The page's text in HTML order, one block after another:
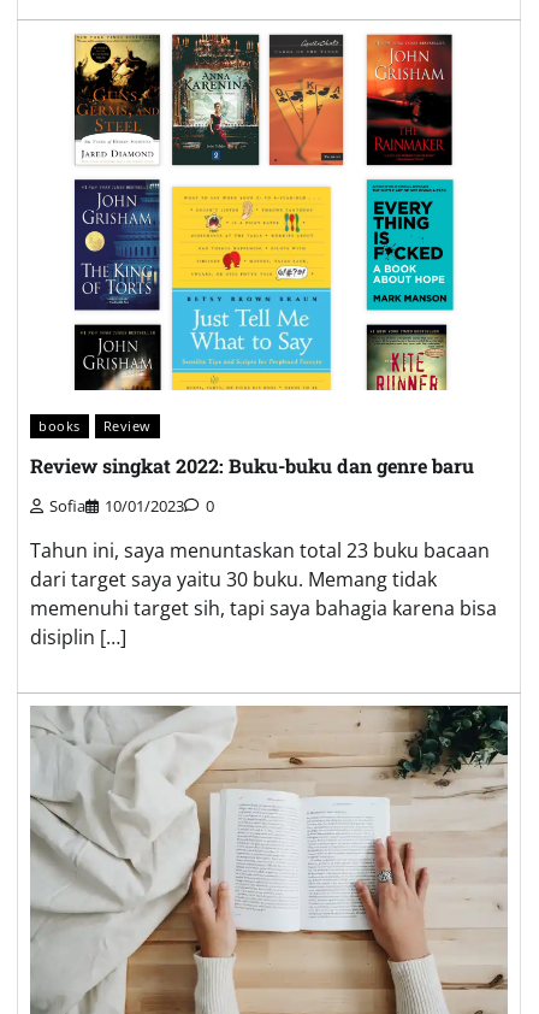
books Review
Review singkat 2022: Buku-buku dan genre baru
Sofia 10/01/2023 0
Tahun ini, saya menuntaskan total 23 buku bacaan
dari target saya yaitu 30 buku. Memang tidak
memenuhi target sih, tapi saya bahagia karena bisa
disiplin […]